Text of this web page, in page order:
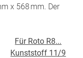
x 568 mm. Der
Für Roto R8...
Kunststoff 11/9